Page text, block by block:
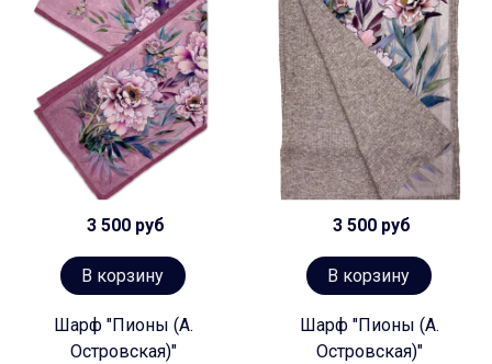
3 500 руб
В корзину
Шарф "Пионы (А.
Островская)"
3 500 руб
В корзину
Шарф "Пионы (А.
Островская)"